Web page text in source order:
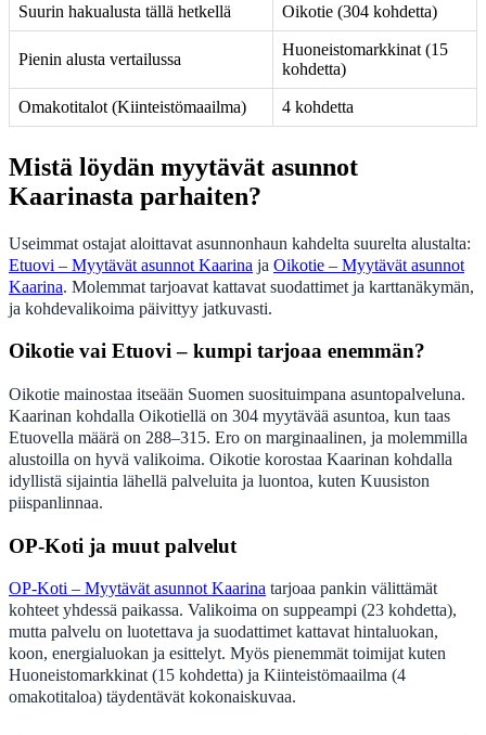
Suurin hakualusta tällä hetkellä Oikotie (304 kohdetta)
Pienin alusta vertailussa
Huoneistomarkkinat (15
kohdetta)
Omakotitalot (Kiinteistömaailma) 4 kohdetta
Mistä löydän myytävät asunnot
Kaarinasta parhaiten?
Useimmat ostajat aloittavat asunnonhaun kahdelta suurelta alustalta:
Etuovi – Myytävät asunnot Kaarina ja Oikotie – Myytävät asunnot
Kaarina. Molemmat tarjoavat kattavat suodattimet ja karttanäkymän,
ja kohdevalikoima päivittyy jatkuvasti.
Oikotie vai Etuovi – kumpi tarjoaa enemmän?
Oikotie mainostaa itseään Suomen suosituimpana asuntopalveluna.
Kaarinan kohdalla Oikotiellä on 304 myytävää asuntoa, kun taas
Etuovella määrä on 288–315. Ero on marginaalinen, ja molemmilla
alustoilla on hyvä valikoima. Oikotie korostaa Kaarinan kohdalla
idyllistä sijaintia lähellä palveluita ja luontoa, kuten Kuusiston
piispanlinnaa.
OP-Koti ja muut palvelut
OP-Koti – Myytävät asunnot Kaarina tarjoaa pankin välittämät
kohteet yhdessä paikassa. Valikoima on suppeampi (23 kohdetta),
mutta palvelu on luotettava ja suodattimet kattavat hintaluokan,
koon, energialuokan ja esittelyt. Myös pienemmät toimijat kuten
Huoneistomarkkinat (15 kohdetta) ja Kiinteistömaailma (4
omakotitaloa) täydentävät kokonaiskuvaa.